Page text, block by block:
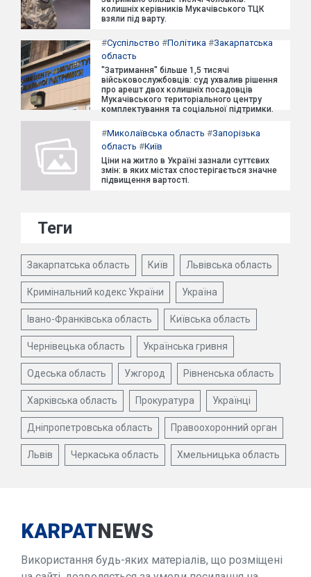
колишніх керівників Мукачівського ТЦК
взяли під варту.
#Суспільство #Політика #Закарпатська
область
"Затримання" більше 1,5 тисячі
військовослужбовців: суд ухвалив рішення
про арешт двох колишніх посадовців
Мукачівського територіального центру
комплектування та соціальної підтримки.
#Миколаївська область #Запорізька
область #Київ
Ціни на житло в Україні зазнали суттєвих
змін: в яких містах спостерігається значне
підвищення вартості.
Теги
Закарпатська область Київ Львівська область
Кримінальний кодекс України Україна
Івано-Франківська область Київська область
Чернівецька область Українська гривня
Одеська область Ужгород Рівненська область
Харківська область Прокуратура Українці
Дніпропетровська область Правоохоронний орган
Львів Черкаська область Хмельницька область
KARPATNEWS
Використання будь-яких матеріалів, що розміщені